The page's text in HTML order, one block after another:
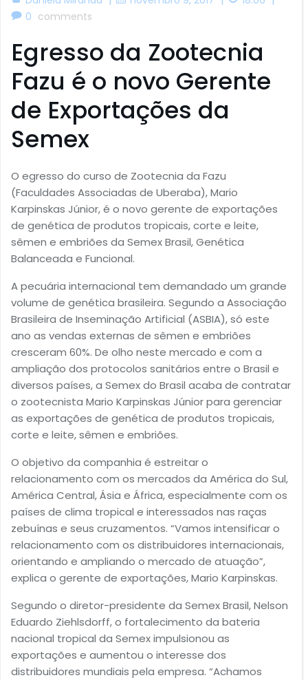
0 comments
Egresso da Zootecnia
Fazu é o novo Gerente
de Exportações da
Semex
O egresso do curso de Zootecnia da Fazu
(Faculdades Associadas de Uberaba), Mario
Karpinskas Júnior, é o novo gerente de exportações
de genética de produtos tropicais, corte e leite,
sêmen e embriões da Semex Brasil, Genética
Balanceada e Funcional.
A pecuária internacional tem demandado um grande
volume de genética brasileira. Segundo a Associação
Brasileira de Inseminação Artificial (ASBIA), só este
ano as vendas externas de sêmen e embriões
cresceram 60%. De olho neste mercado e com a
ampliação dos protocolos sanitários entre o Brasil e
diversos países, a Semex do Brasil acaba de contratar
o zootecnista Mario Karpinskas Júnior para gerenciar
as exportações de genética de produtos tropicais,
corte e leite, sêmen e embriões.
O objetivo da companhia é estreitar o
relacionamento com os mercados da América do Sul,
América Central, Ásia e África, especialmente com os
países de clima tropical e interessados nas raças
zebuínas e seus cruzamentos. “Vamos intensificar o
relacionamento com os distribuidores internacionais,
orientando e ampliando o mercado de atuação”,
explica o gerente de exportações, Mario Karpinskas.
Segundo o diretor-presidente da Semex Brasil, Nelson
Eduardo Ziehlsdorff, o fortalecimento da bateria
nacional tropical da Semex impulsionou as
exportações e aumentou o interesse dos
distribuidores mundiais pela empresa. “Achamos